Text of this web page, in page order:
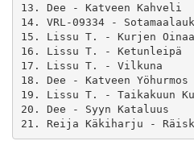
13. Dee - Katveen Kahveli
14. VRL-09334 -
15. Lissu T. - Kurjen
16. Lissu T. - Ketunleipä
17. Lissu T. - Vilkuna
18. Dee - Katveen Yöhurmos
19. Lissu T. - Taikakuun
20. Dee - Syyn Kataluus
21. Reija Käkiharju -